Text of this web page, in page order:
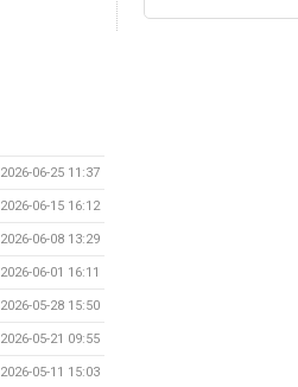
2026-06-25 11:37
2026-06-15 16:12
2026-06-08 13:29
2026-06-01 16:11
2026-05-28 15:50
2026-05-21 09:55
2026-05-11 15:03